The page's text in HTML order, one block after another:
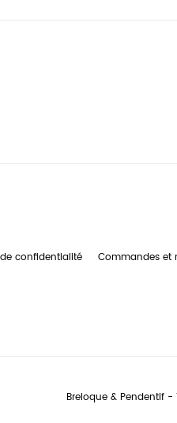
confidentialité Commandes et
Breloque & Pendentif -